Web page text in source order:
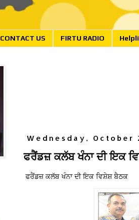
CONTACT US FIRTU RADIO
Wednesday, October
ਫਰੈਂਡਜ਼ ਕਲੱਬ ਖੰਨਾ ਦੀ ਇਕ
ਫਰੈਂਡਜ਼ ਕਲੱਬ ਖੰਨਾ ਦੀ ਇਕ ਵਿਸ਼ੇਸ਼ ਬੈਠਕ